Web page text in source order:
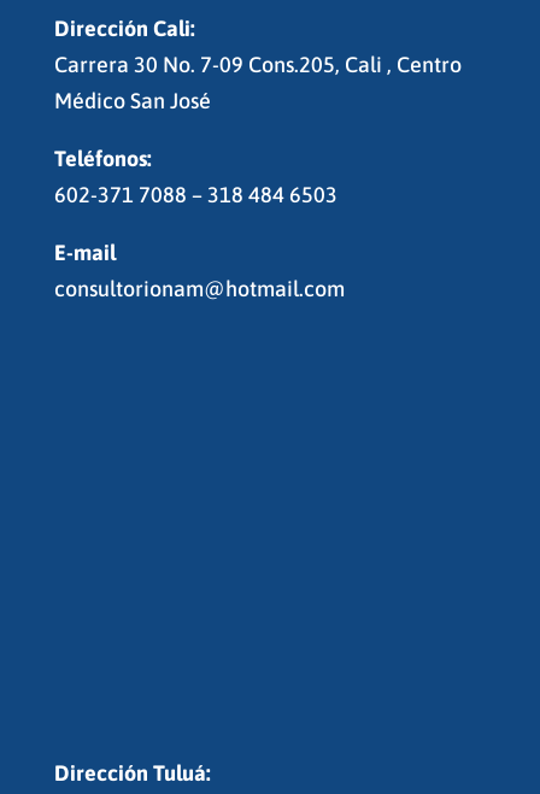
Dirección Cali:
Carrera 30 No. 7-09 Cons.205, Cali , Centro
Médico San José
Teléfonos:
602-371 7088 – 318 484 6503
E-mail
consultorionam@hotmail.com
Dirección Tuluá: